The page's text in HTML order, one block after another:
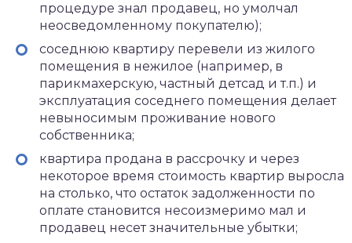
процедуре знал продавец, но умолчал
неосведомленному покупателю);
соседнюю квартиру перевели из жилого
помещения в нежилое (например, в
парикмахерскую, частный детсад и т.п.) и
эксплуатация соседнего помещения делает
невыносимым проживание нового
собственника;
квартира продана в рассрочку и через
некоторое время стоимость квартир выросла
на столько, что остаток задолженности по
оплате становится несоизмеримо мал и
продавец несет значительные убытки;